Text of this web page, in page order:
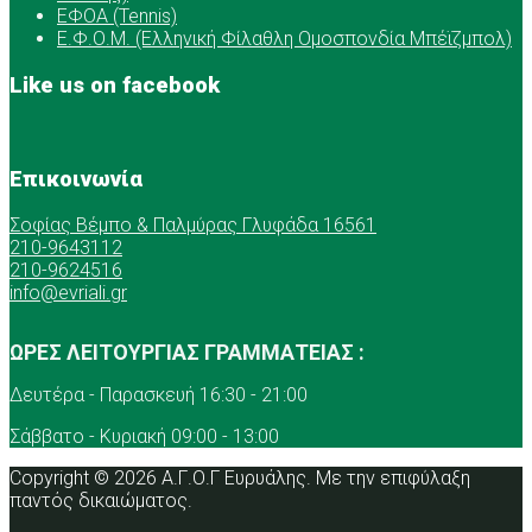
ΕΦΟΑ (Tennis)
Ε.Φ.Ο.Μ. (Ελληνική Φίλαθλη Ομοσπονδία Μπέϊζμπολ)
Like us on facebook
Επικοινωνία
Σοφίας Βέμπο & Παλμύρας Γλυφάδα 16561
210-9643112
210-9624516
info@evriali.gr
ΩΡΕΣ ΛΕΙΤΟΥΡΓΙΑΣ ΓΡΑΜΜΑΤΕΙΑΣ :
Δευτέρα - Παρασκευή 16:30 - 21:00
Σάββατο - Κυριακή 09:00 - 13:00
Copyright © 2026 Α.Γ.Ο.Γ Ευρυάλης. Με την επιφύλαξη
παντός δικαιώματος.